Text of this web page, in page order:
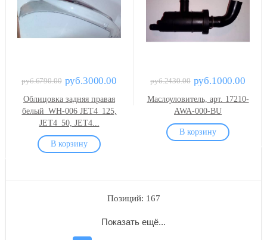
руб.6790.00 руб.3000.00
Облицовка задняя правая
белый_WH-006 JET4_125,
JET4_50, JET4...
руб.2430.00 руб.1000.00
Маслоуловитель, арт. 17210-
AWA-000-BU
Позиций: 167
Показать ещё...